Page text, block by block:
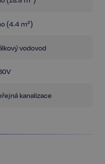
(4.4 m²)
vodovod
kanalizace